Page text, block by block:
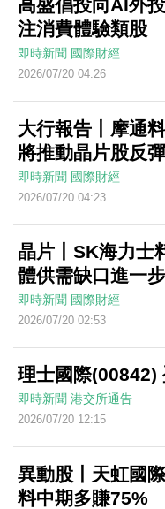
高盛倡投向AI外
注消費體驗類股
即時新聞 國際財經
2026/07/20 04:26
大行報告丨摩通
將推動晶片股反彈
即時新聞 國際財經
2026/07/20 04:23
晶片丨SK海力士
體供需缺口進一
即時新聞 國際財經
2026/07/20 02:53
理士國際(00842)
即時新聞 港交所通告
2026/07/20 12:15
異動股丨天虹國
料中期多賺75%